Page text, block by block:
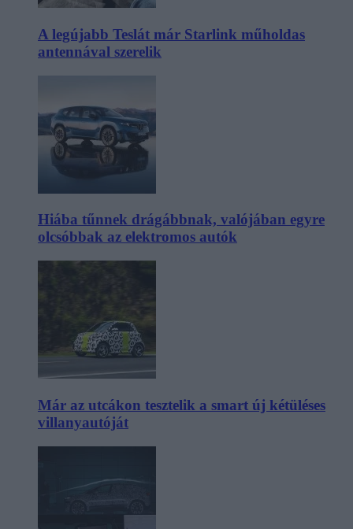
A legújabb Teslát már Starlink műholdas
antennával szerelik
Hiába tűnnek drágábbnak, valójában egyre
olcsóbbak az elektromos autók
Már az utcákon tesztelik a smart új kétüléses
villanyautóját